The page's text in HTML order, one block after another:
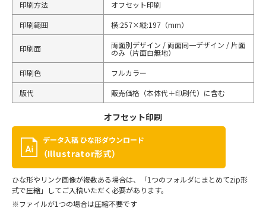
印刷方法
オフセット印刷
印刷範囲
横:257×縦:197（mm）
印刷面 両面別デザイン / 両面同一デザイン / 片面
のみ（片面白無地）
印刷色
フルカラー
版代
販売価格（本体代＋印刷代）に含む
オフセット印刷
データ入稿 ひな形ダウンロード
（Illustrator形式）
ひな形やリンク画像が複数ある場合は、「1つのフォルダにまとめてzip形
式で圧縮」してご入稿いただく必要があります。
※ファイルが1つの場合は圧縮不要です